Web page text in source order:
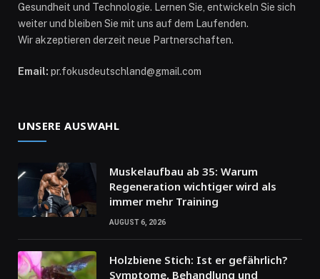
Gesundheit und Technologie. Lernen Sie, entwickeln Sie sich
weiter und bleiben Sie mit uns auf dem Laufenden.
Wir akzeptieren derzeit neue Partnerschaften.
Email: pr.fokusdeutschland@gmail.com
UNSERE AUSWAHL
Muskelaufbau ab 35: Warum
Regeneration wichtiger wird als
immer mehr Training
AUGUST 6, 2026
Holzbiene Stich: Ist er gefährlich?
Symptome, Behandlung und